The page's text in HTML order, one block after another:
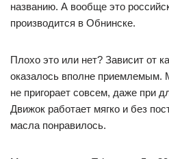
названию. А вообще это
производится в Обнинске.
Плохо это или нет? Зависит от
оказалось вполне приемлемым.
не пригорает совсем, даже при
Движок работает мягко и без
масла понравилось.